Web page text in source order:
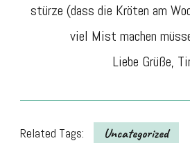
stürze (dass die Kröten am
viel Mist machen
Liebe Grüße,
Related Tags: Uncategorized